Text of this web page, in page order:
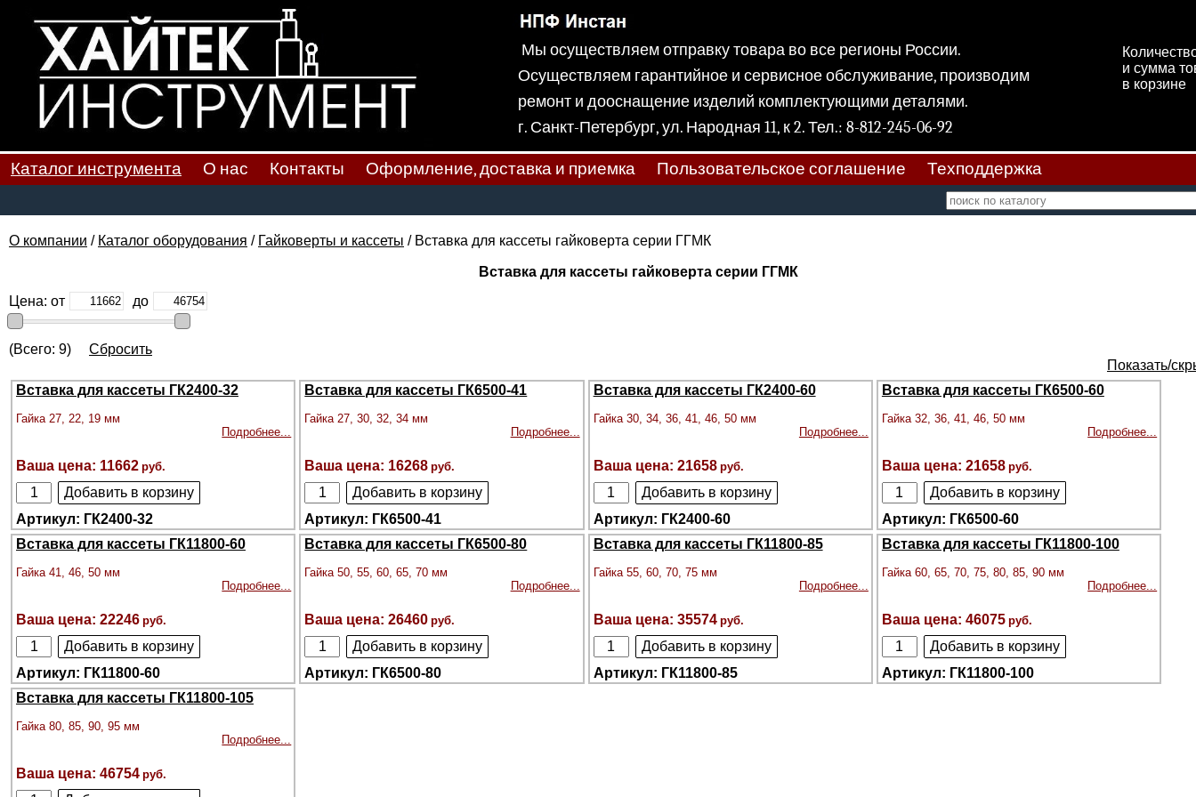
Мы осуществляем отправку товара во все регионы России.
Осуществляем гарантийное и сервисное обслуживание, производим
ремонт и дооснащение изделий комплектующими деталями.
г. Санкт-Петербург, ул. Народная 11, к 2. Тел.: 8-812-245-06-92
и сумма
в корзине
Каталог инструмента О нас Контакты Оформление, доставка и приемка Пользовательское соглашение Техподдержка
О компании / Каталог оборудования / Гайковерты и кассеты / Вставка для кассеты гайковерта серии ГГМК
Вставка для кассеты гайковерта серии ГГМК
Цена: от
до
(Всего: 9)
Сбросить
Показать/
Вставка для кассеты ГК2400-32
Гайка 27, 22, 19 мм
Подробнее...
11662
ГК2400-32
Вставка для кассеты ГК6500-41
Гайка 27, 30, 32, 34 мм
Подробнее...
16268
ГК6500-41
Вставка для кассеты ГК2400-60
Гайка 30, 34, 36, 41, 46, 50 мм
Подробнее...
21658
ГК2400-60
Вставка для кассеты ГК6500-60
Гайка 32, 36, 41, 46, 50 мм
Подробнее...
21658
ГК6500-60
Вставка для кассеты ГК11800-60
Гайка 41, 46, 50 мм
Подробнее...
22246
ГК11800-60
Вставка для кассеты ГК6500-80
Гайка 50, 55, 60, 65, 70 мм
Подробнее...
26460
ГК6500-80
Вставка для кассеты ГК11800-85
Гайка 55, 60, 70, 75 мм
Подробнее...
35574
ГК11800-85
Вставка для кассеты ГК11800-100
Гайка 60, 65, 70, 75, 80, 85, 90 мм
Подробнее...
46075
ГК11800-100
Вставка для кассеты ГК11800-105
Гайка 80, 85, 90, 95 мм
Подробнее...
46754